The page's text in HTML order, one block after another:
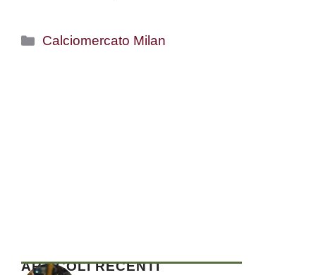
Categorie
Calciomercato Milan
ARTICOLI RECENTI